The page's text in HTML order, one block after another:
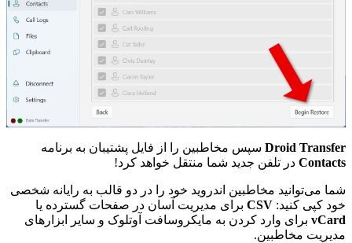
Droid Transfer سپس مخاطبین را از فایل پشتیبان به برنامه
Contacts در تلفن جدید شما منتقل خواهد کرد!
شما می‌توانید مخاطبین اندروید خود را در دو قالب به رایانه شخصی
خود کپی کنید: CSV برای مدیریت آسان در صفحات گسترده یا
vCard برای وارد کردن به مایکروسافت آوتلوک و سایر ابزارهای
مدیریت مخاطبین.